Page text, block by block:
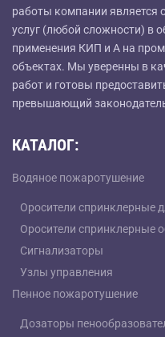
работы компании является
услуг (любой сложности) в
применения КИП и А на
объектах. Мы уверенны в
работ и готовы
превышающий
КАТАЛОГ:
Водяное пожаротушение
Оросители спринклерные
Оросители спринклерные
Сигнализаторы
Узлы управления
Пенное пожаротушение
Дозаторы